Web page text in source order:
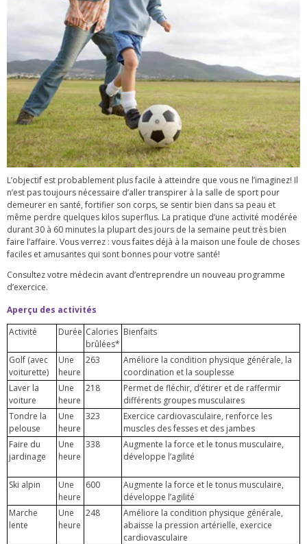
L’objectif est probablement plus facile à atteindre que vous ne l’imaginez! Il
n’est pas toujours nécessaire d’aller transpirer à la salle de sport pour
demeurer en santé, fortifier son corps, se sentir bien dans sa peau et
même perdre quelques kilos superflus. La pratique d’une activité modérée
durant 30 à 60 minutes la plupart des jours de la semaine peut très bien
faire l’affaire. Vous verrez : vous faites déjà à la maison une foule de choses
faciles et amusantes qui sont bonnes pour votre santé!
Consultez votre médecin avant d’entreprendre un nouveau programme
d’exercice.
Aperçu des activités
Activité
Durée Calories
brûlées*
Bienfaits
Golf (avec
voiturette)
Une
heure
263
Améliore la condition physique générale, la
coordination et la souplesse
Laver la
voiture
Une
heure
218
Permet de fléchir, d’étirer et de raffermir
différents groupes musculaires
Tondre la
pelouse
Une
heure
323
Exercice cardiovasculaire, renforce les
muscles des fesses et des jambes
Faire du
jardinage
Une
heure
338
Augmente la force et le tonus musculaire,
développe l’agilité
Ski alpin
Une
heure
600
Augmente la force et le tonus musculaire,
développe l’agilité
Marche
lente
Une
heure
248
Améliore la condition physique générale,
abaisse la pression artérielle, exercice
cardiovasculaire